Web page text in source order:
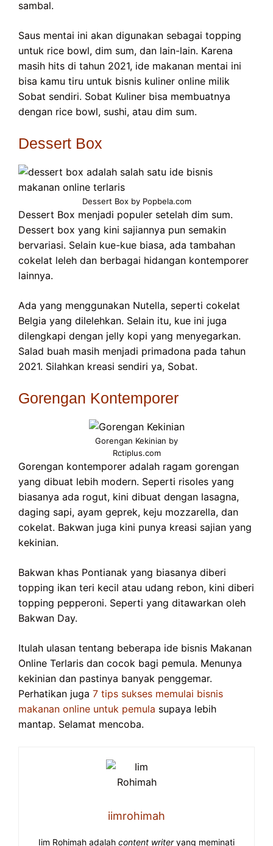
sambal.
Saus mentai ini akan digunakan sebagai topping
untuk rice bowl, dim sum, dan lain-lain. Karena
masih hits di tahun 2021, ide makanan mentai ini
bisa kamu tiru untuk bisnis kuliner online milik
Sobat sendiri. Sobat Kuliner bisa membuatnya
dengan rice bowl, sushi, atau dim sum.
Dessert Box
Dessert Box by Popbela.com
Dessert Box menjadi populer setelah dim sum.
Dessert box yang kini sajiannya pun semakin
bervariasi. Selain kue-kue biasa, ada tambahan
cokelat leleh dan berbagai hidangan kontemporer
lainnya.
Ada yang menggunakan Nutella, seperti cokelat
Belgia yang dilelehkan. Selain itu, kue ini juga
dilengkapi dengan jelly kopi yang menyegarkan.
Salad buah masih menjadi primadona pada tahun
2021. Silahkan kreasi sendiri ya, Sobat.
Gorengan Kontemporer
Gorengan Kekinian by
Rctiplus.com
Gorengan kontemporer adalah ragam gorengan
yang dibuat lebih modern. Seperti risoles yang
biasanya ada rogut, kini dibuat dengan lasagna,
daging sapi, ayam geprek, keju mozzarella, dan
cokelat. Bakwan juga kini punya kreasi sajian yang
kekinian.
Bakwan khas Pontianak yang biasanya diberi
topping ikan teri kecil atau udang rebon, kini diberi
topping pepperoni. Seperti yang ditawarkan oleh
Bakwan Day.
Itulah ulasan tentang beberapa ide bisnis Makanan
Online Terlaris dan cocok bagi pemula. Menunya
kekinian dan pastinya banyak penggemar.
Perhatikan juga 7 tips sukses memulai bisnis
makanan online untuk pemula supaya lebih
mantap. Selamat mencoba.
iimrohimah
Iim Rohimah adalah content writeryang meminati